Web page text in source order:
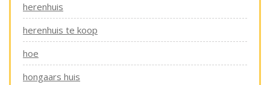
herenhuis
herenhuis te koop
hoe
hongaars huis